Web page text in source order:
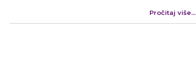
Pročitaj više...